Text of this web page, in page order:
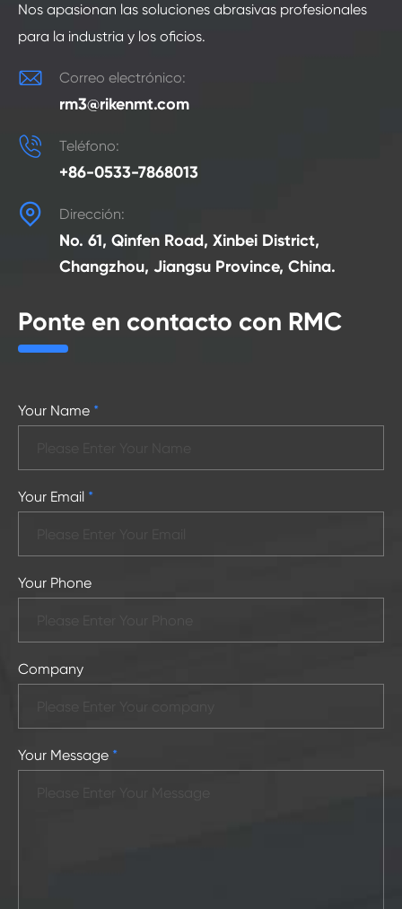
Nos apasionan las soluciones abrasivas profesionales
para la industria y los oficios.
 Correo electrónico:
rm3@rikenmt.com
 Teléfono:
+86-0533-7868013
 Dirección:
No. 61, Qinfen Road, Xinbei District,
Changzhou, Jiangsu Province, China.
Ponte en contacto con RMC
Your Name *
Your Email *
Your Phone
Company
Your Message *